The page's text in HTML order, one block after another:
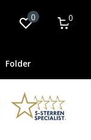
0 0
Folder